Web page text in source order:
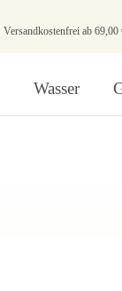
Versandkostenfrei ab 69,00
Wasser